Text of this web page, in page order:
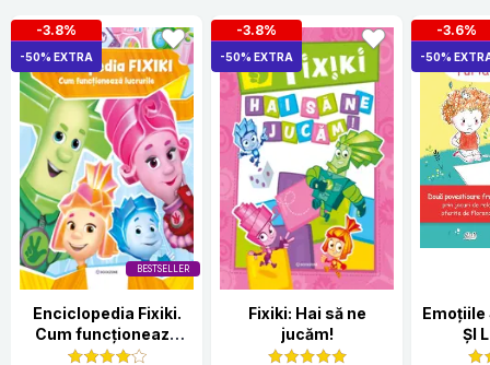
BESTSELLER
-3.8%
-50% EXTRA
Enciclopedia Fixiki.
Cum funcționează
lucrurile
-3.8%
-50% EXTRA
Fixiki: Hai să ne
jucăm!
-3.6%
-50%
Emoțiile
ȘI